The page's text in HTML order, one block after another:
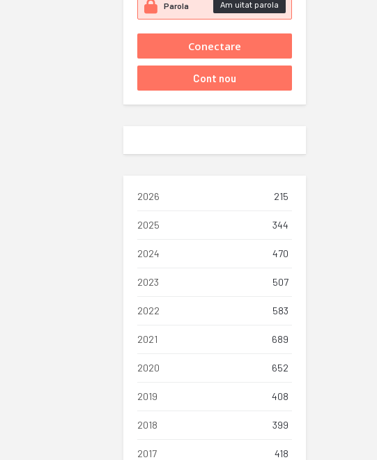
Am uitat parola
2026 215
2025 344
2024 470
2023 507
2022 583
2021 689
2020 652
2019 408
2018 399
2017 418